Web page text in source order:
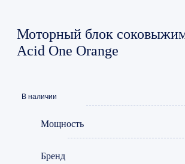
Моторный блок
Acid One Orange
В наличии
Мощность
Бренд